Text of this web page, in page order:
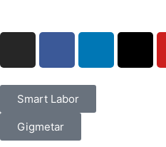
Smart Labor
Gigmetar